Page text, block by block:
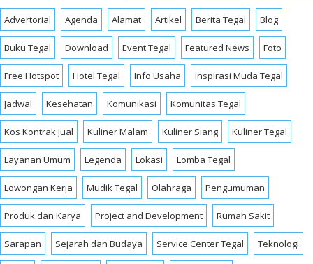
Advertorial Agenda Alamat Artikel Berita Tegal Blog
Buku Tegal Download Event Tegal Featured News Foto
Free Hotspot Hotel Tegal Info Usaha Inspirasi Muda Tegal
Jadwal Kesehatan Komunikasi Komunitas Tegal
Kos Kontrak Jual Kuliner Malam Kuliner Siang Kuliner Tegal
Layanan Umum Legenda Lokasi Lomba Tegal
Lowongan Kerja Mudik Tegal Olahraga Pengumuman
Produk dan Karya Project and Development Rumah Sakit
Sarapan Sejarah dan Budaya Service Center Tegal Teknologi